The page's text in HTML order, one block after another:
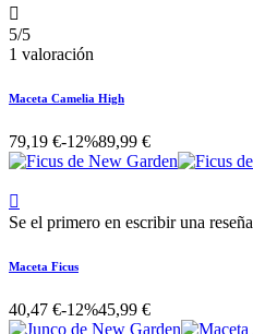

5/5
1 valoración
Maceta Camelia High
79,19 €-12%89,99 €

Se el primero en escribir una reseña
Maceta Ficus
40,47 €-12%45,99 €